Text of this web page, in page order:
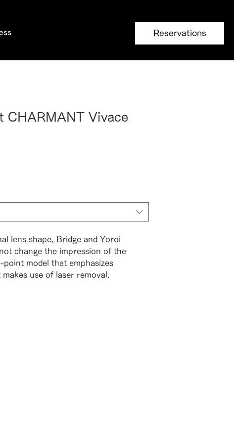
Reservations
Vivace
lens shape, Bridge and Yoroi
change the impression of the
model that emphasizes
use of laser removal.